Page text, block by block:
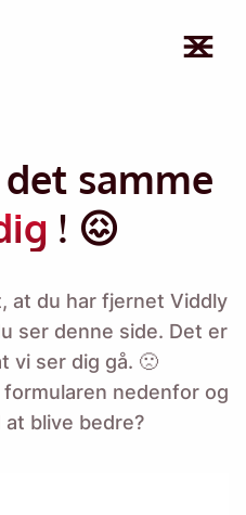
samme
! 😖
at du har fjernet Viddly
ser denne side. Det er
vi ser dig gå. 🙁
nedenfor og
blive bedre?